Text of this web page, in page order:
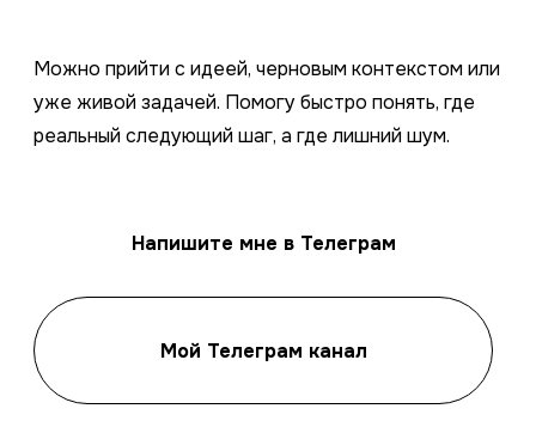
Можно прийти с идеей, черновым контекстом или
уже живой задачей. Помогу быстро понять, где
реальный следующий шаг, а где лишний шум.
Напишите мне в Телеграм
Мой Телеграм канал